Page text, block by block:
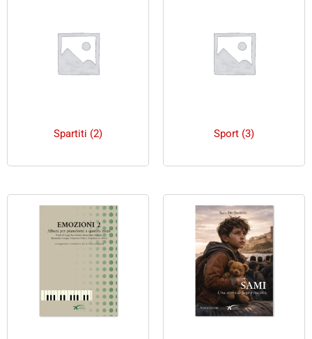
Spartiti (2) Sport (3)